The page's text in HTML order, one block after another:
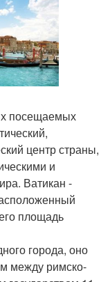
посещаемых
центр страны,
и
Ватикан -
площадь
города, оно
между римско-